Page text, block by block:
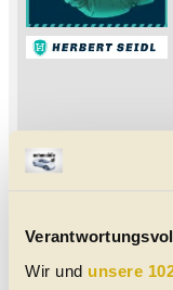
Wir und unsere